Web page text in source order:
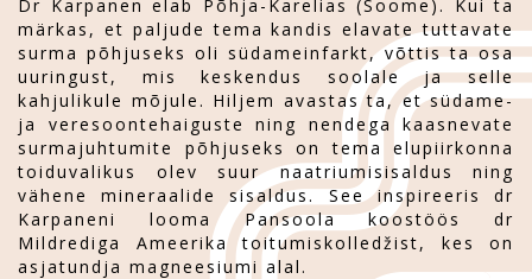
Dr Karpanen elab Põhja-Karelias (Soome). Kui ta
märkas, et paljude tema kandis elavate tuttavate
surma põhjuseks oli südameinfarkt, võttis ta osa
uuringust, mis keskendus soolale ja selle
kahjulikule mõjule. Hiljem avastas ta, et südame-
ja veresoontehaiguste ning nendega kaasnevate
surmajuhtumite põhjuseks on tema elupiirkonna
toiduvalikus olev suur naatriumisisaldus ning
vähene mineraalide sisaldus. See inspireeris dr
Karpaneni looma Pansoola koostöös dr
Mildrediga Ameerika toitumiskolledžist, kes on
asjatundja magneesiumi alal.